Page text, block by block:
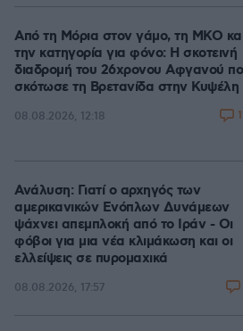
Από τη Μόρια στον γάμο, τη ΜΚΟ
την κατηγορία για φόνο: Η σκοτεινή
διαδρομή του 26χρονου Αφγανού
σκότωσε τη Βρετανίδα στην Κυψέλη
08.08.2026, 12:18
Ανάλυση: Γιατί ο αρχηγός των
αμερικανικών Ενόπλων Δυνάμεων
ψάχνει απεμπλοκή από το Ιράν - Οι
φόβοι για μια νέα κλιμάκωση και οι
ελλείψεις σε πυρομαχικά
08.08.2026, 17:57